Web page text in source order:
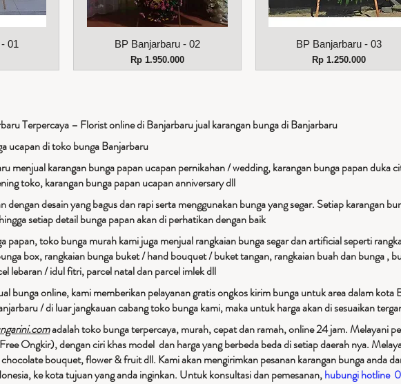
01 Tampilan Cepat
BP Banjarbaru - 02
Harga
Rp 1.950.000
Tampilan Cepat
BP Banjarbaru - 03
Harga
Rp 1.250.000
Terpercaya – Florist online di Banjarbaru jual karangan bunga di Banjarbaru
ucapan di toko bunga Banjarbaru
menjual karangan bunga papan ucapan pernikahan / wedding, karangan bunga papan duka
toko, karangan bunga papan ucapan anniversary dll
dengan desain yang bagus dan rapi serta menggunakan bunga yang segar. Setiap karangan
setiap detail bunga papan akan di perhatikan dengan baik
papan, toko bunga murah kami juga menjual rangkaian bunga segar dan artificial seperti
box, rangkaian bunga buket / hand bouquet / buket tangan, rangkaian buah dan bunga ,
lebaran / idul fitri, parcel natal dan parcel imlek dll
bunga online, kami memberikan pelayanan gratis ongkos kirim bunga untuk area dalam kota
/ di luar jangkauan cabang toko bunga kami, maka untuk harga akan di sesuaikan
adalah toko bunga terpercaya, murah, cepat dan ramah, online 24 jam. Melayani
Ongkir), dengan ciri khas model dan harga yang berbeda beda di setiap daerah nya.
bouquet, flower & fruit dll. Kami akan mengirimkan pesanan karangan bunga anda
ke kota tujuan yang anda inginkan. Untuk konsultasi dan pemesanan,hubungi hotline